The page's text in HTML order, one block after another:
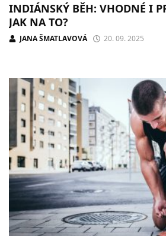
INDIÁNSKÝ BĚH: VHODNÉ I
JAK NA TO?
JANA ŠMATLAVOVÁ 20. 09. 2025